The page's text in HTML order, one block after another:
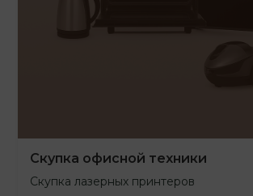
Скупка офисной техники
Скупка лазерных принтеров